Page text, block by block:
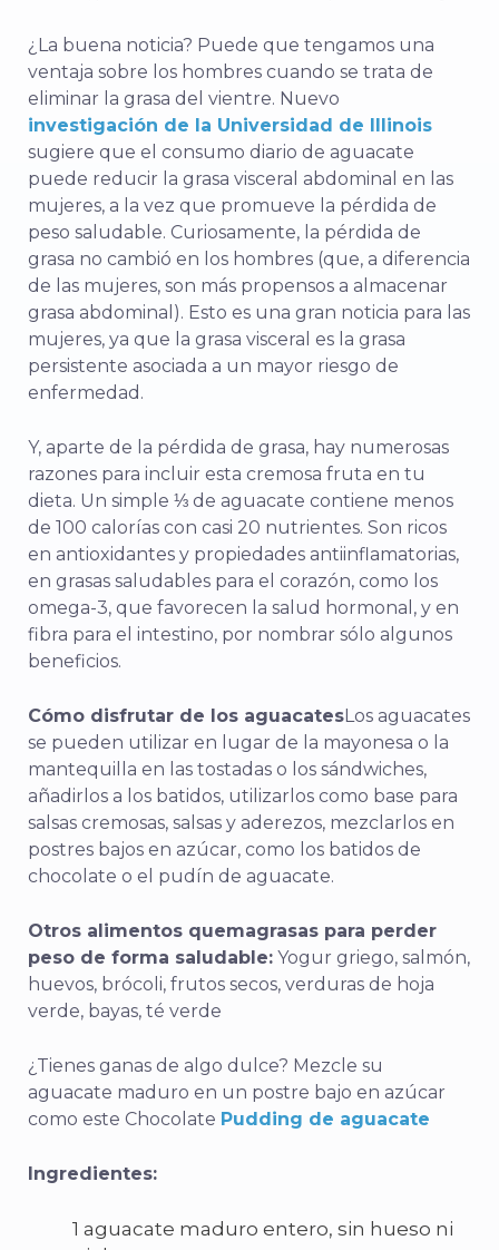
¿La buena noticia? Puede que tengamos una
ventaja sobre los hombres cuando se trata de
eliminar la grasa del vientre. Nuevo
investigación de la Universidad de Illinois
sugiere que el consumo diario de aguacate
puede reducir la grasa visceral abdominal en las
mujeres, a la vez que promueve la pérdida de
peso saludable. Curiosamente, la pérdida de
grasa no cambió en los hombres (que, a diferencia
de las mujeres, son más propensos a almacenar
grasa abdominal). Esto es una gran noticia para las
mujeres, ya que la grasa visceral es la grasa
persistente asociada a un mayor riesgo de
enfermedad.
Y, aparte de la pérdida de grasa, hay numerosas
razones para incluir esta cremosa fruta en tu
dieta. Un simple ⅓ de aguacate contiene menos
de 100 calorías con casi 20 nutrientes. Son ricos
en antioxidantes y propiedades antiinflamatorias,
en grasas saludables para el corazón, como los
omega-3, que favorecen la salud hormonal, y en
fibra para el intestino, por nombrar sólo algunos
beneficios.
Cómo disfrutar de los aguacatesLos aguacates
se pueden utilizar en lugar de la mayonesa o la
mantequilla en las tostadas o los sándwiches,
añadirlos a los batidos, utilizarlos como base para
salsas cremosas, salsas y aderezos, mezclarlos en
postres bajos en azúcar, como los batidos de
chocolate o el pudín de aguacate.
Otros alimentos quemagrasas para perder
peso de forma saludable: Yogur griego, salmón,
huevos, brócoli, frutos secos, verduras de hoja
verde, bayas, té verde
¿Tienes ganas de algo dulce? Mezcle su
aguacate maduro en un postre bajo en azúcar
como este Chocolate Pudding de aguacate
Ingredientes:
1 aguacate maduro entero, sin hueso ni